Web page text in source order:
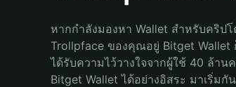
Bahasa Indonesiaหากกำลังมองหา Wallet สำหรับคริป
Trollpface ของคุณอยู่ Bitget
ได้รับความไว้วางใจจากผู้ใช้ 40 ล้า
Bitget Wallet ได้อย่างอิสระ มาเริ่มกัน